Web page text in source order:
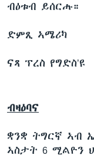
ብዕቱብ ይሰርሑ።
ድምጺ ኣሜሪካ
ናጻ ፕረስ የግድስ’ዩ
ብዛዕባና
ቋንቋ ትግርኛ ኣብ
ኣስታት 6 ሚልዮን